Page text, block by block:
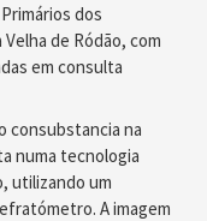
dos
de Ródão, com
em consulta
consubstancia na
numa tecnologia
utilizando um
A imagem